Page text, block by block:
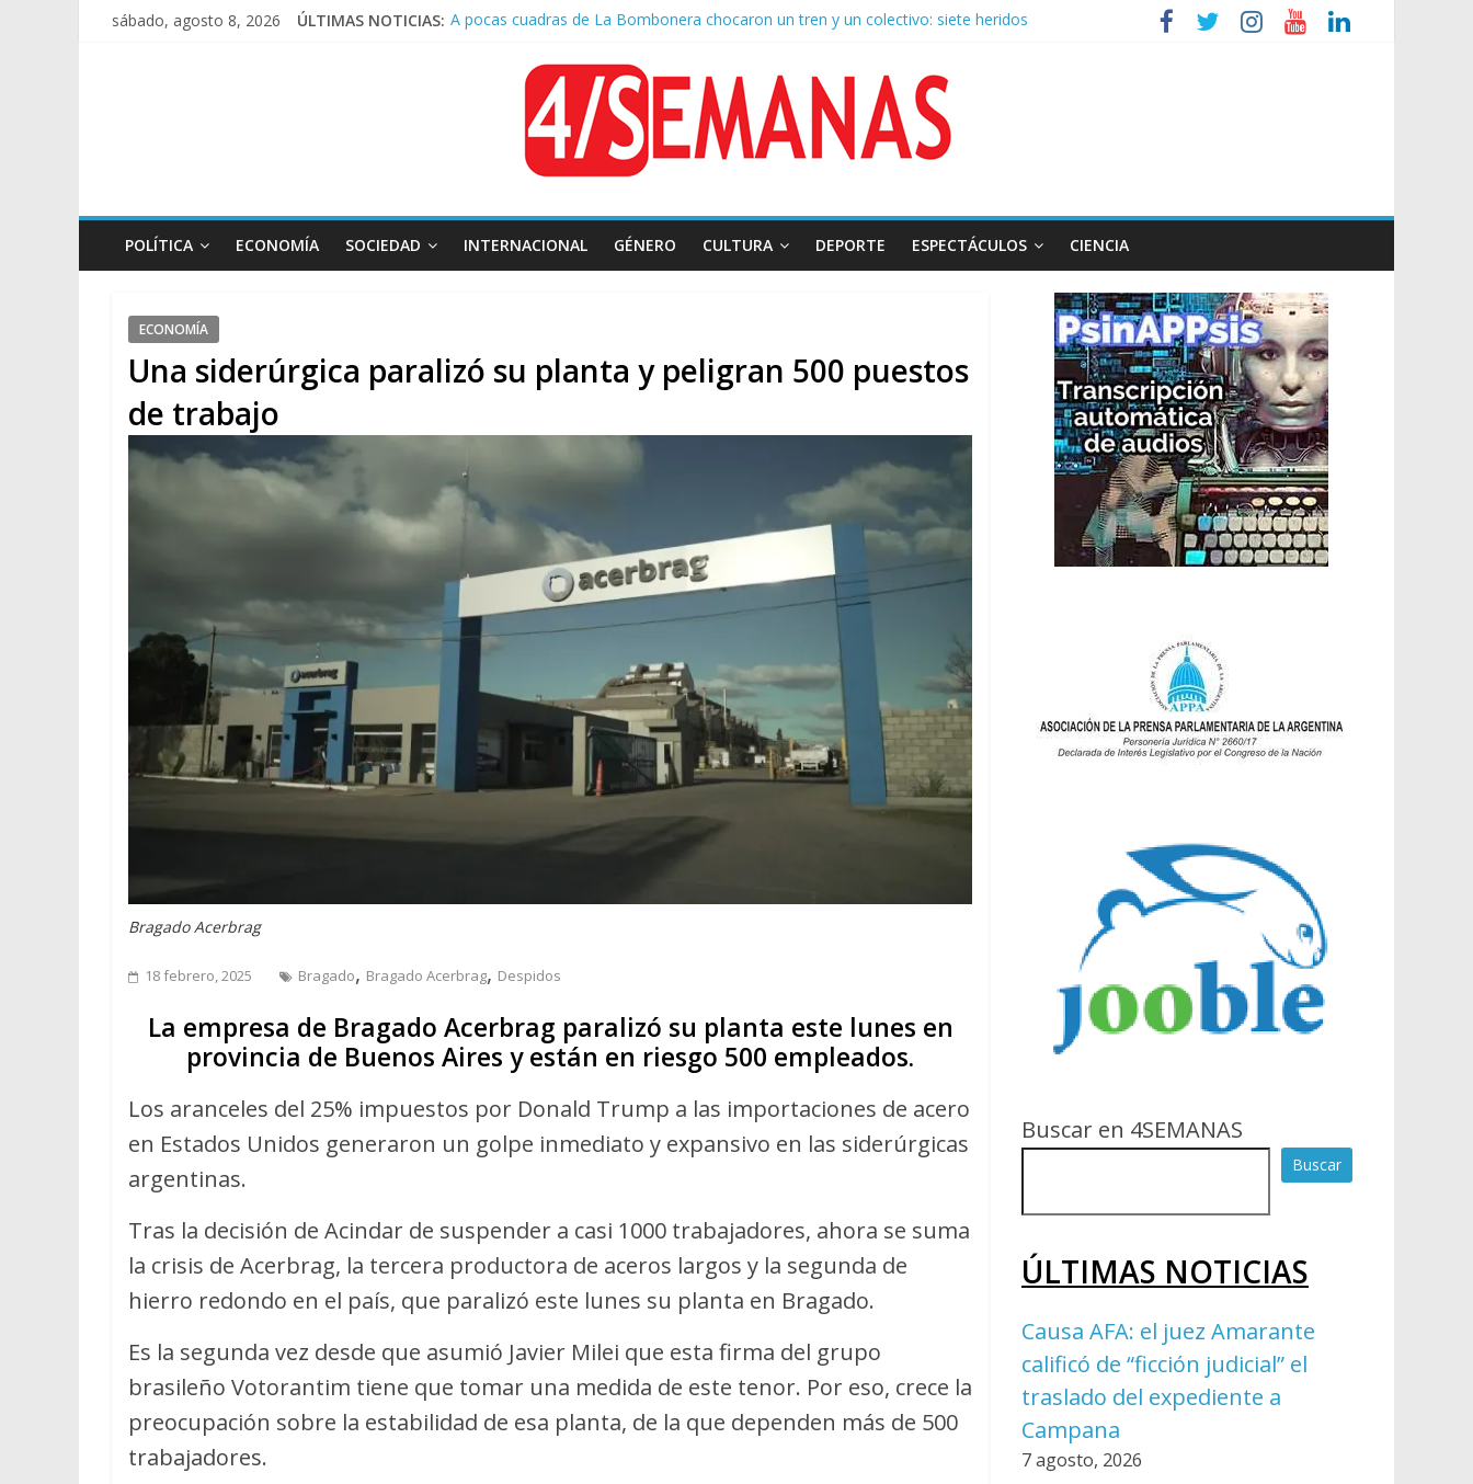
sábado, agosto 8, 2026 ÚLTIMAS NOTICIAS: A pocas cuadras de La Bombonera chocaron un tren y un colectivo: siete heridos
Día de San Cayetano: masiva marcha a Plaza de Mayo de sindicatos y organizaciones sociales
Pesar por la muerte de Leandro Rud, histórico representante y conductor de TV
Tras la aprobación de la ley de propiedad privada, Bullrich apuntó: “Vino un poco endiablada”
Causa AFA: el juez Amarante calificó de “ficción judicial” el traslado del expediente a Campana
POLÍTICA ECONOMÍA SOCIEDAD INTERNACIONAL GÉNERO CULTURA DEPORTE ESPECTÁCULOS CIENCIA
ECONOMÍA
Una siderúrgica paralizó su planta y peligran 500 puestos
de trabajo
Bragado Acerbrag
18 febrero, 2025 Bragado, Bragado Acerbrag, Despidos
La empresa de Bragado Acerbrag paralizó su planta este lunes en
provincia de Buenos Aires y están en riesgo 500 empleados.
Los aranceles del 25% impuestos por Donald Trump a las importaciones de acero
en Estados Unidos generaron un golpe inmediato y expansivo en las siderúrgicas
argentinas.
Tras la decisión de Acindar de suspender a casi 1000 trabajadores, ahora se suma
la crisis de Acerbrag, la tercera productora de aceros largos y la segunda de
hierro redondo en el país, que paralizó este lunes su planta en Bragado.
Es la segunda vez desde que asumió Javier Milei que esta firma del grupo
brasileño Votorantim tiene que tomar una medida de este tenor. Por eso, crece la
preocupación sobre la estabilidad de esa planta, de la que dependen más de 500
trabajadores.
Buscar en 4SEMANAS
Buscar
ÚLTIMAS NOTICIAS
Causa AFA: el juez Amarante
calificó de “ficción judicial” el
traslado del expediente a
Campana
7 agosto, 2026